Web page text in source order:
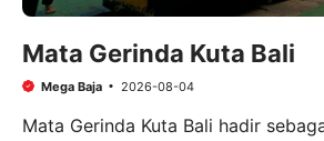
Mata Gerinda Kuta Bali
Mega Baja 2026-08-04
Mata Gerinda Kuta Bali hadir